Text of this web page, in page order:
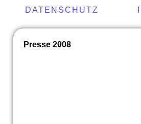
DATENSCHUTZ
Presse 2008